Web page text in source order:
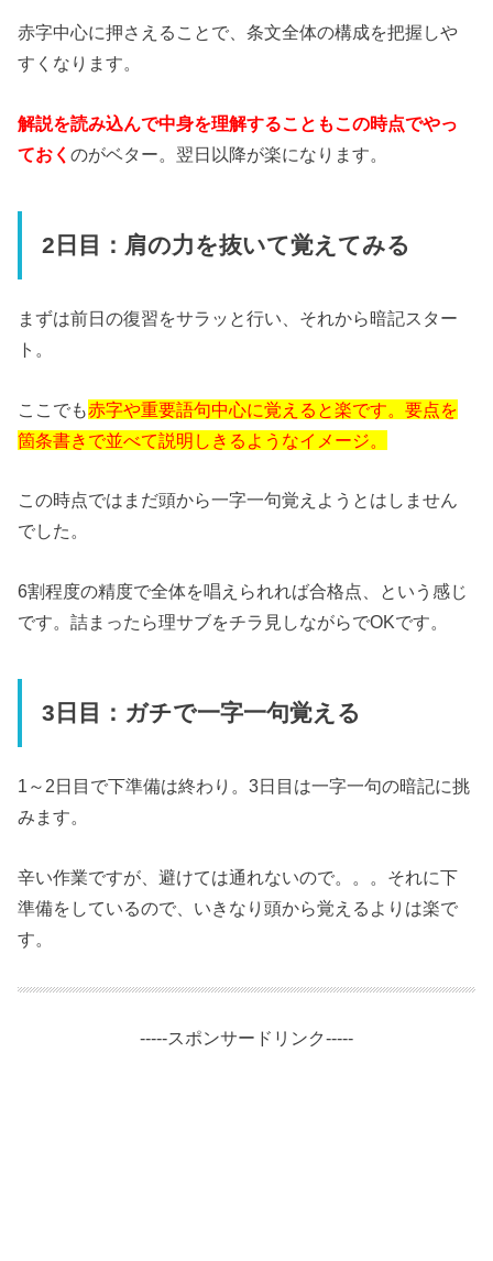
赤字中心に押さえることで、条文全体の構成を把握しや
すくなります。
解説を読み込んで中身を理解することもこの時点でやっ
ておくのがベター。翌日以降が楽になります。
2日目：肩の力を抜いて覚えてみる
まずは前日の復習をサラッと行い、それから暗記スター
ト。
ここでも赤字や重要語句中心に覚えると楽です。要点を
箇条書きで並べて説明しきるようなイメージ。
この時点ではまだ頭から一字一句覚えようとはしません
でした。
6割程度の精度で全体を唱えられれば合格点、という感じ
です。詰まったら理サブをチラ見しながらでOKです。
3日目：ガチで一字一句覚える
1～2日目で下準備は終わり。3日目は一字一句の暗記に挑
みます。
辛い作業ですが、避けては通れないので。。。それに下
準備をしているので、いきなり頭から覚えるよりは楽で
す。
-----スポンサードリンク-----